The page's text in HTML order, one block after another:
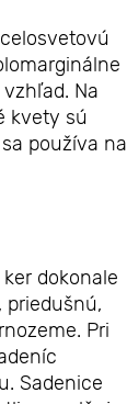
Na
kvety sú
používa na
dokonale
priedušnú,
Pri
Sadenice